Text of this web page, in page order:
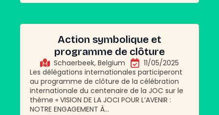
Action symbolique et
programme de clôture
Schaerbeek, Belgium
11/05/2025
Les délégations internationales participeront
au programme de clôture de la célébration
internationale du centenaire de la JOC sur le
thème « VISION DE LA JOCI POUR L’AVENIR :
NOTRE ENGAGEMENT À...